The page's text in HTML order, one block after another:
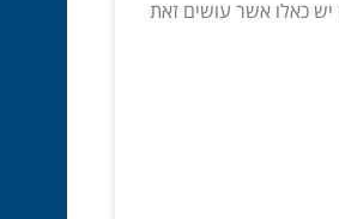
יש כאלו אשר עושים זאת